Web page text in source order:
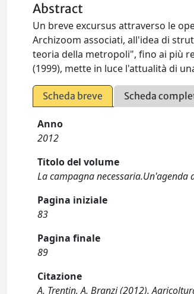
Abstract
Un breve excursus attraverso le
Archizoom associati, all'idea di
teoria della metropoli", fino ai più
(1999), mette in luce l'attualità di
Scheda breve Scheda
Anno
2012
Titolo del volume
La campagna
Pagina iniziale
83
Pagina finale
89
Citazione
A. Trentin, A. Branzi (2012).